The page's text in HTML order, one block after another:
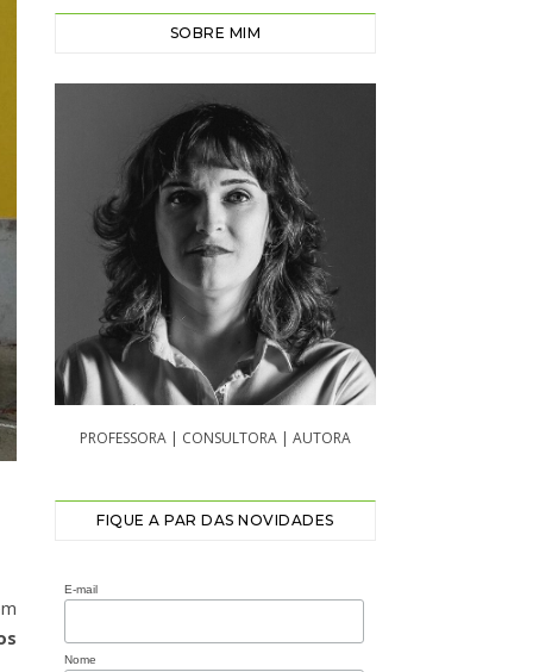
SOBRE MIM
PROFESSORA | CONSULTORA | AUTORA
FIQUE A PAR DAS NOVIDADES
E-mail
Nome